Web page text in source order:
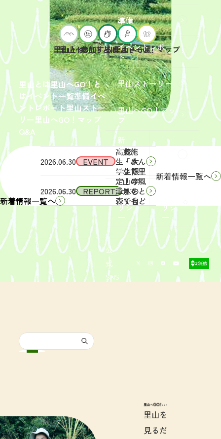
里山とは里山へGO！と
はイベント一覧準備イベ
ントレポート里山ストー
リー里山へGO！マップ
Q&A
準備
イベントレポー
ト
里山ストーリー
里山へGO！マッ
プ
新
着
情
報
サイ
トポ
リシ
ー
リシ
ー
公
式
SNS
里山とは
里山へGO！とは
参加するには？
イベント一覧
里山へGO！マップ
新着情報一覧へ
2026.06.30 EVENT
2026年9
月19日
（土）
開催
「【東
京ポイ
ント対
象】中
学生・
高校
生・大
学生限
定！宇
津木の
森で自
然体
験！」
募集を
開始し
まし
2026.06.30 REPORT
2026年
6月13
（土）
実施
「みん
なで里
山の風
景をと
りもど
そ
う！」
活動レ
ポート
を掲載
しまし
た。
新着情報一覧へ
里山へGO!と
里山を
見るだ